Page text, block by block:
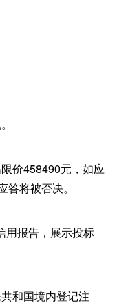
价458490元，如应
将被否决。
用报告，展示投标
和国境内登记注